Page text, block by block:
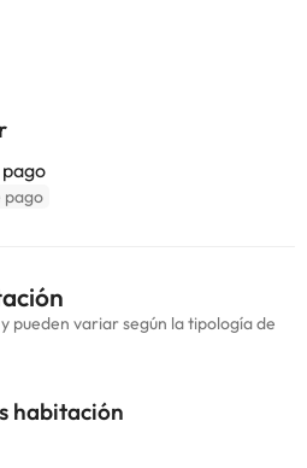
pago
pueden variar según la tipología de
habitación